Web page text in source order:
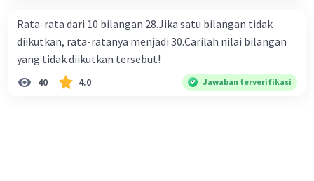
Rata-rata dari 10 bilangan 28.Jika satu bilangan tidak
diikutkan, rata-ratanya menjadi 30.Carilah nilai bilangan
yang tidak diikutkan tersebut!
40 4.0 Jawaban terverifikasi